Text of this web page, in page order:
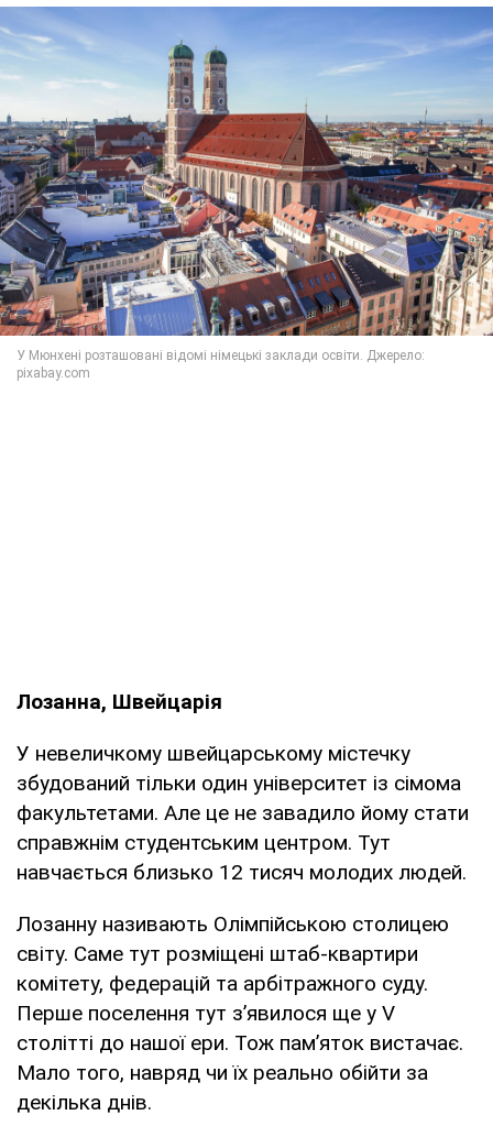
Лозанна, Швейцарія
У невеличкому швейцарському містечку
збудований тільки один університет із сімома
факультетами. Але це не завадило йому стати
справжнім студентським центром. Тут
навчається близько 12 тисяч молодих людей.
Лозанну називають Олімпійською столицею
світу. Саме тут розміщені штаб-квартири
комітету, федерацій та арбітражного суду.
Перше поселення тут з’явилося ще у V
столітті до нашої ери. Тож пам’яток вистачає.
Мало того, навряд чи їх реально обійти за
декілька днів.